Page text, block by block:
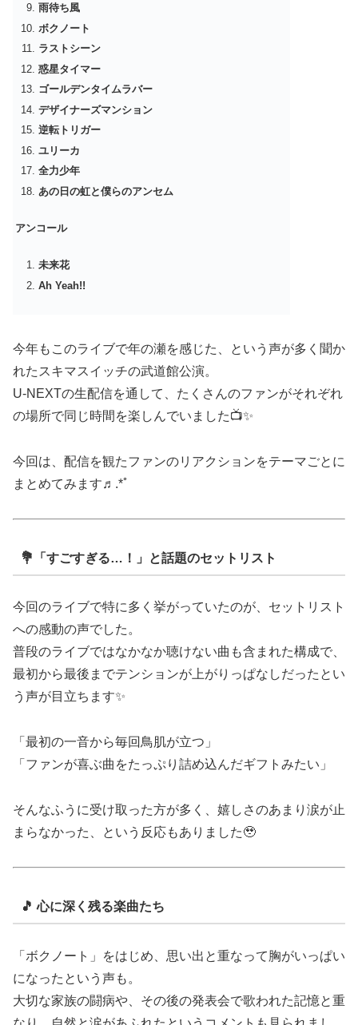
雨待ち風
ボクノート
ラストシーン
惑星タイマー
ゴールデンタイムラバー
デザイナーズマンション
逆転トリガー
ユリーカ
全力少年
あの日の虹と僕らのアンセム
アンコール
未来花
Ah Yeah!!
今年もこのライブで年の瀬を感じた、という声が多く聞か
れたスキマスイッチの武道館公演。
U-NEXTの生配信を通して、たくさんのファンがそれぞれ
の場所で同じ時間を楽しんでいました📺✨
今回は、配信を観たファンのリアクションをテーマごとに
まとめてみます♬.*ﾟ
💐「すごすぎる…！」と話題のセットリスト
今回のライブで特に多く挙がっていたのが、セットリスト
への感動の声でした。
普段のライブではなかなか聴けない曲も含まれた構成で、
最初から最後までテンションが上がりっぱなしだったとい
う声が目立ちます✨
「最初の一音から毎回鳥肌が立つ」
「ファンが喜ぶ曲をたっぷり詰め込んだギフトみたい」
そんなふうに受け取った方が多く、嬉しさのあまり涙が止
まらなかった、という反応もありました🥹
🎵 心に深く残る楽曲たち
「ボクノート」をはじめ、思い出と重なって胸がいっぱい
になったという声も。
大切な家族の闘病や、その後の発表会で歌われた記憶と重